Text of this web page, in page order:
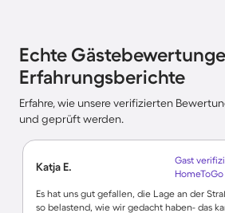
Echte
Erfahrungsberichte
Erfahre, wie unsere verifizierten
und geprüft werden.
Katja E.
Gast
HomeToGo
Es hat uns gut gefallen, die Lage an der
so belastend, wie wir gedacht haben- das